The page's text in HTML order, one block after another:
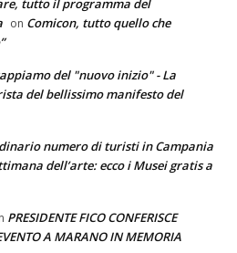
tutto il programma del
on Comicon, tutto quello che
del "nuovo inizio" - La
del bellissimo manifesto del
numero di turisti in Campania
dell’arte: ecco i Musei gratis a
PRESIDENTE FICO CONFERISCE
A MARANO IN MEMORIA